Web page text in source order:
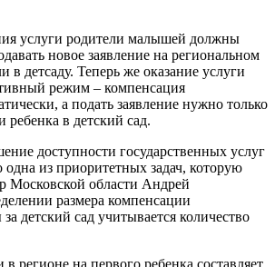
услуги родители малышей должны
новое заявление на региональном
в детсаду. Теперь же оказание услуги
режим – компенсация
а подать заявление нужно только
ребенка в детский сад.
доступности государственных услуг
одна из приоритетных задач, которую
Московской области Андрей
размера компенсации
детский сад учитывается количество
регионе на первого ребенка составляет